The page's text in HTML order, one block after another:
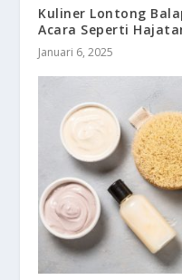
Kuliner Lontong
Acara Seperti
Januari 6, 2025